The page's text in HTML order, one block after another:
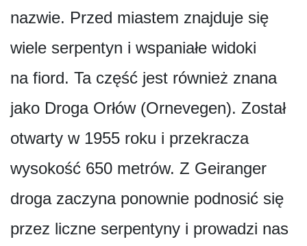
nazwie. Przed miastem znajduje się
wiele serpentyn i wspaniałe widoki
na fiord. Ta część jest również znana
jako Droga Orłów (Ornevegen). Został
otwarty w 1955 roku i przekracza
wysokość 650 metrów. Z Geiranger
droga zaczyna ponownie podnosić się
przez liczne serpentyny i prowadzi nas